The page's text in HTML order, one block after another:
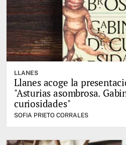
LLANES
Llanes acoge la
"Asturias asombrosa.
curiosidades"
SOFIA PRIETO CORRALES